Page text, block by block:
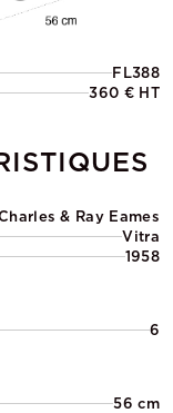
FL388
360 € HT
& Ray Eames
Vitra
1958
6
56 cm